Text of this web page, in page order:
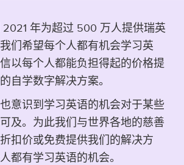
年为超过 500 万人提供瑞英
们希望每个人都有机会学习英
以每个人都能负担得起的价格提
自学数字解决方案。
意识到学习英语的机会对于某些
及。为此我们与世界各地的慈善
扣价或免费提供我们的解决方
都有学习英语的机会。